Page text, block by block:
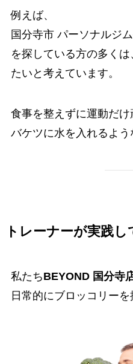
例えば、
国分寺市 パーソナルジ
を探している方の多く
たいと考えています。
食事を整えずに運動だ
バケツに水を入れるよう
トレーナーが実践
私たちBEYOND 国分寺
日常的にブロッコリーを